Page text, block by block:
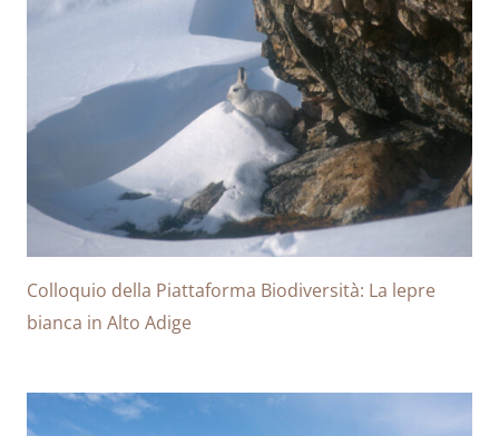
Colloquio della Piattaforma Biodiversità: La lepre
bianca in Alto Adige